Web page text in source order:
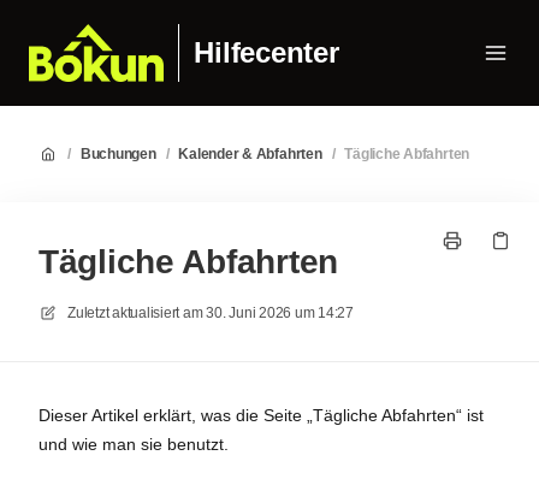
Hilfecenter
/ Buchungen / Kalender & Abfahrten / Tägliche Abfahrten
Tägliche Abfahrten
Zuletzt aktualisiert am30. Juni 2026 um 14:27
Dieser Artikel erklärt, was die Seite „Tägliche Abfahrten“ ist
und wie man sie benutzt.